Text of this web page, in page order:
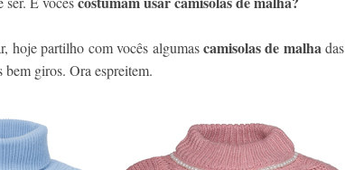
hoje partilho com vocês algumascamisolas de malha
giros. Ora espreitem.